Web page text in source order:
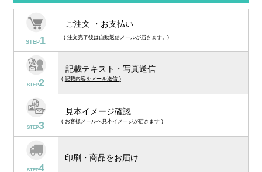
STEP1
ご注文 ・お支払い
( 注文完了後は自動返信メールが届きます。)
STEP2
記載テキスト・写真送信
( 記載内容をメール送信 )
STEP3
見本イメージ確認
( お客様メールへ見本イメージが届きます )
STEP4
印刷・商品をお届け